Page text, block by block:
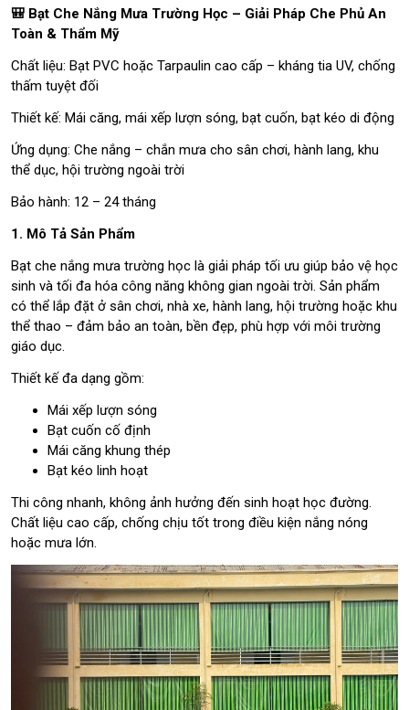
🎒 Bạt Che Nắng Mưa Trường Học – Giải Pháp Che Phủ An
Toàn & Thẩm Mỹ
Chất liệu: Bạt PVC hoặc Tarpaulin cao cấp – kháng tia UV, chống
thấm tuyệt đối
Thiết kế: Mái căng, mái xếp lượn sóng, bạt cuốn, bạt kéo di động
Ứng dụng: Che nắng – chắn mưa cho sân chơi, hành lang, khu
thể dục, hội trường ngoài trời
Bảo hành: 12 – 24 tháng
1. Mô Tả Sản Phẩm
Bạt che nắng mưa trường học là giải pháp tối ưu giúp bảo vệ học
sinh và tối đa hóa công năng không gian ngoài trời. Sản phẩm
có thể lắp đặt ở sân chơi, nhà xe, hành lang, hội trường hoặc khu
thể thao – đảm bảo an toàn, bền đẹp, phù hợp với môi trường
giáo dục.
Thiết kế đa dạng gồm:
Mái xếp lượn sóng
Bạt cuốn cố định
Mái căng khung thép
Bạt kéo linh hoạt
Thi công nhanh, không ảnh hưởng đến sinh hoạt học đường.
Chất liệu cao cấp, chống chịu tốt trong điều kiện nắng nóng
hoặc mưa lớn.